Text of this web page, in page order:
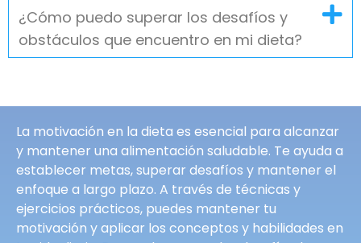
¿Cómo puedo superar los desafíos y
obstáculos que encuentro en mi dieta?
La motivación en la dieta es esencial para alcanzar
y mantener una alimentación saludable. Te ayuda a
establecer metas, superar desafíos y mantener el
enfoque a largo plazo. A través de técnicas y
ejercicios prácticos, puedes mantener tu
motivación y aplicar los conceptos y habilidades en